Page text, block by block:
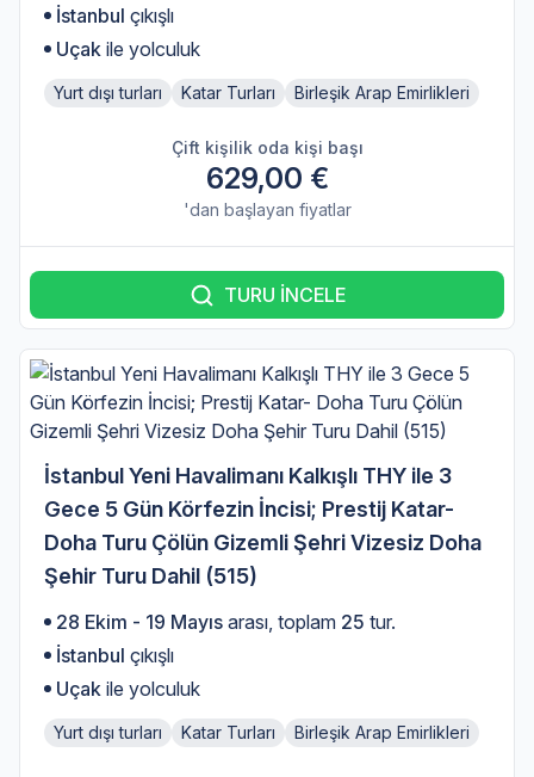
İstanbul çıkışlı
Uçak ile yolculuk
Yurt dışı turları Katar Turları Birleşik Arap Emirlikleri
Çift kişilik oda kişi başı
629,00 €
'dan başlayan fiyatlar
TURU İNCELE
İstanbul Yeni Havalimanı Kalkışlı THY ile 3
Gece 5 Gün Körfezin İncisi; Prestij Katar-
Doha Turu Çölün Gizemli Şehri Vizesiz Doha
Şehir Turu Dahil (515)
28 Ekim - 19 Mayıs arası, toplam 25 tur.
İstanbul çıkışlı
Uçak ile yolculuk
Yurt dışı turları Katar Turları Birleşik Arap Emirlikleri